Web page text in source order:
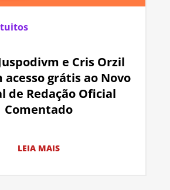
e Cris Orzil
acesso grátis ao Novo
de Redação Oficial
Comentado
LEIA MAIS